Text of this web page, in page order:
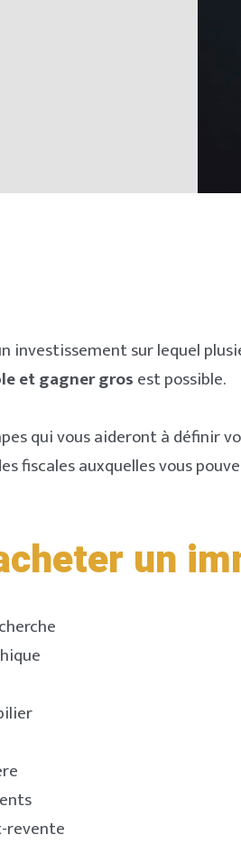
investissement sur lequel
et gagner grosest possible.
qui vous aideront à définir
fiscales auxquelles vous
un
revente